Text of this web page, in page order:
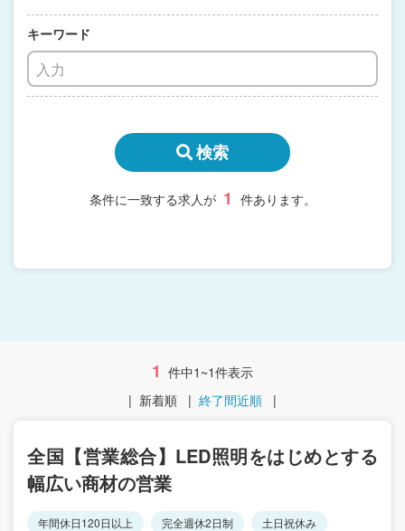
キーワード
検索
条件に一致する求人が 1 件あります。
1 件中1~1件表示
| 新着順 | 終了間近順 |
全国【営業総合】LED照明をはじめとする
幅広い商材の営業
年間休日120日以上 完全週休2日制
土日祝休み